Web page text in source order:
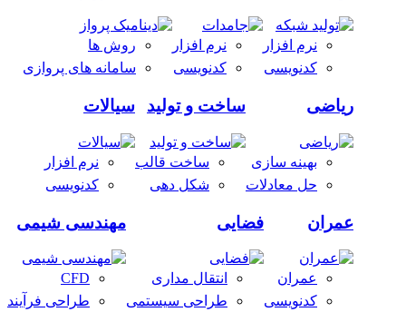
نرم افزار
کدنویسی
نرم افزار
کدنویسی
روش ها
سامانه های پروازی
ریاضی
بهینه سازی
حل معادلات
ساخت و تولید
ساخت قالب
شکل دهی
سیالات
نرم افزار
کدنویسی
عمران
عمران
کدنویسی
فضایی
انتقال مداری
طراحی سیستمی
مهندسی شیمی
CFD
طراحی فرآیند